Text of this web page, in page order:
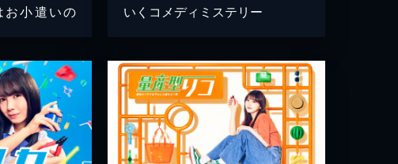
小遣いの
いくコメディミステリー